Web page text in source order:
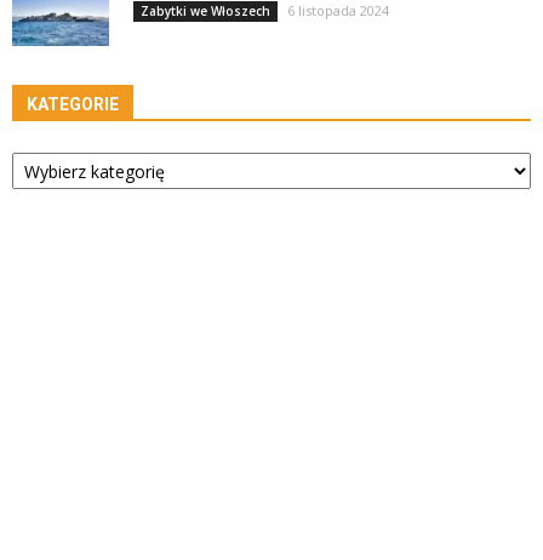
Zabytki we Włoszech 6 listopada 2024
KATEGORIE
Kategorie